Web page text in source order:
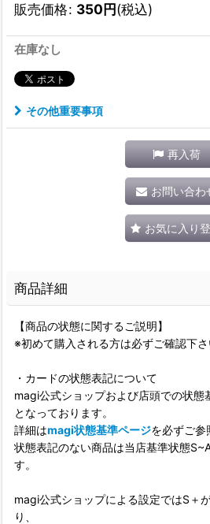
販売価格: 350円(税込)
在庫なし
その他重要事項
再入荷
お問い合わ
お気に入り
商品詳細
【商品の状態に関するご説明】
※初めて購入される方は必ずご確認下さ
・カードの状態表記について
magi公式ショップおよび店頭での状態
となっております。
詳細はmagi状態基準ページを必ずご参
状態表記のない商品は当店基準状態
す。
magi公式ショップによる設定ではS＋
り、